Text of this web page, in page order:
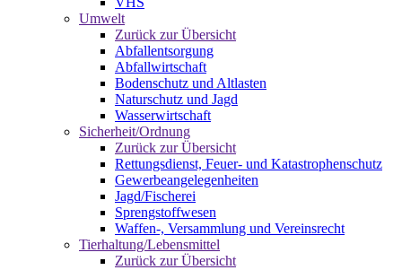
Umwelt
Zurück zur Übersicht
Abfallentsorgung
Abfallwirtschaft
Bodenschutz und Altlasten
Naturschutz und Jagd
Wasserwirtschaft
Sicherheit/Ordnung
Zurück zur Übersicht
Rettungsdienst, Feuer- und Katastrophenschutz
Gewerbeangelegenheiten
Jagd/Fischerei
Sprengstoffwesen
Waffen-, Versammlung und Vereinsrecht
Tierhaltung/Lebensmittel
Zurück zur Übersicht